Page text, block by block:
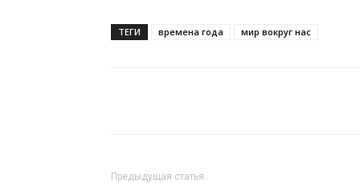
ТЕГИ времена года мир вокруг нас
Предыдущая статья